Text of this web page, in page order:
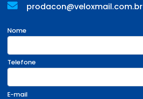
prodacon@veloxmail.com.br
Nome
Telefone
E-mail